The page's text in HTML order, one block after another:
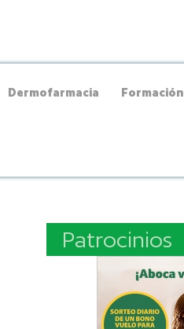
Dermofarmacia Formación
Patrocinios